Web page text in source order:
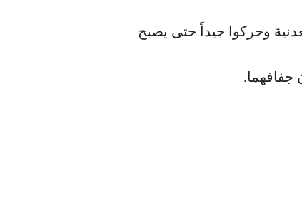
وحركوا جيداً حتى يصبح
جفافهما.